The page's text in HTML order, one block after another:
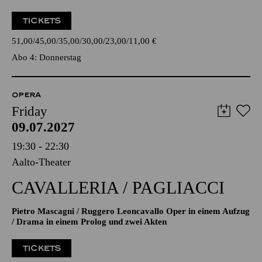
TICKETS
51,00 45,00 35,00 30,00 23,00 11,00 €
Abo 4: Donnerstag
OPERA
Friday
09.07.2027
19:30 - 22:30
Aalto-Theater
CAVALLERIA / PAGLIACCI
Pietro Mascagni / Ruggero Leoncavallo Oper in einem Aufzug
/ Drama in einem Prolog und zwei Akten
TICKETS